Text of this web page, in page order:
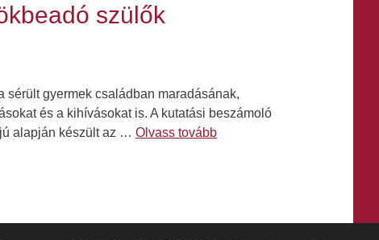
szülők
gyermek családban maradásának,
és a kihívásokat is. A kutatási beszámoló
alapján készült az … Olvass tovább